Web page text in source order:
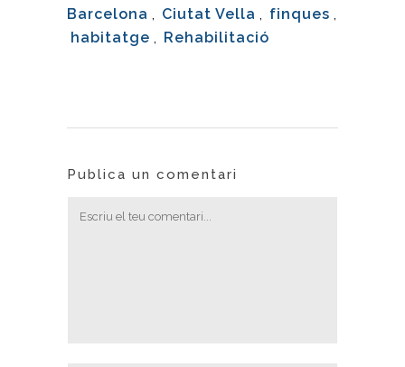
Barcelona , Ciutat Vella , finques ,
habitatge , Rehabilitació
Publica un comentari